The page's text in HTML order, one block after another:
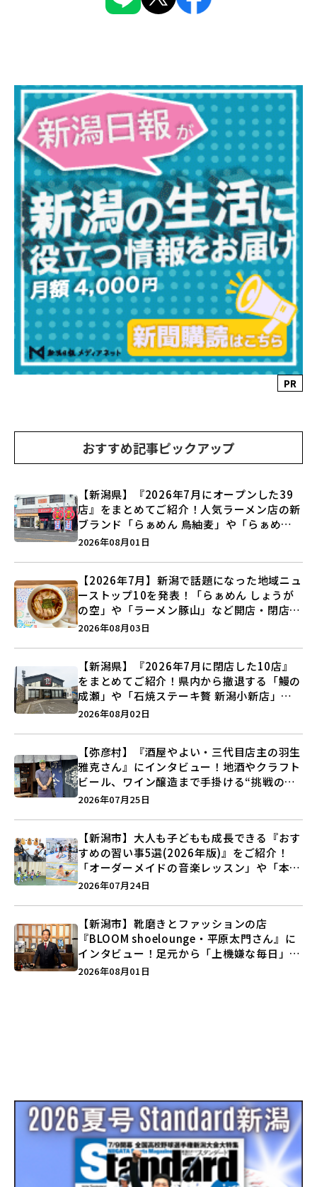
PR
おすすめ記事ピックアップ
【新潟県】『2026年7月にオープンした39
店』をまとめてご紹介！人気ラーメン店の新
ブランド「らぁめん 鳥紬麦」や「らぁめん
しょうがの空」など盛りだくさん♪
2026年08月01日
【2026年7月】新潟で話題になった地域ニュ
ーストップ10を発表！「らぁめん しょうが
の空」や「ラーメン豚山」など開店・閉店の
注目記事をランキングでご紹介♪
2026年08月03日
【新潟県】『2026年7月に閉店した10店』
をまとめてご紹介！県内から撤退する「鰻の
成瀬」や「石焼ステーキ贅 新潟小新店」が
営業に幕…。
2026年08月02日
【弥彦村】『酒屋やよい・三代目店主の羽生
雅克さん』にインタビュー！地酒やクラフト
ビール、ワイン醸造まで手掛ける“挑戦の歴
史”に迫る♪
2026年07月25日
【新潟市】大人も子どもも成長できる『おす
すめの習い事5選(2026年版)』をご紹介！
「オーダーメイドの音楽レッスン」や「本格
キックボクシング」で新しい自分を見つけよ
2026年07月24日
【新潟市】靴磨きとファッションの店
『BLOOM shoelounge・平原太門さん』に
インタビュー！足元から「上機嫌な毎日」を
つくる装いの提案とは？
2026年08月01日